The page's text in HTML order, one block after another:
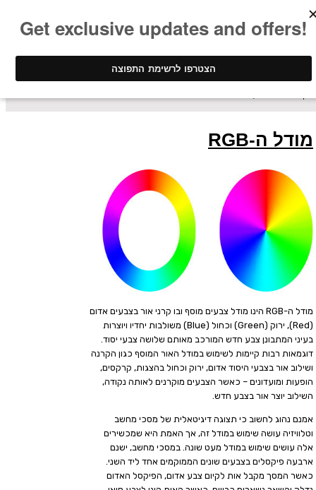
מודל ה-RGB
מודל ה-RGB הינו מודל צבעים מוסף ובו קרני אור בצבעים אדום
(Red), ירוק (Green) וכחול (Blue) משולבות יחדיו ויוצרות
בעיני המתבונן צבע חדש המורכב מאותם שלושה צבעי יסוד.
דוגמאות רבות קיימות לשימוש במודל האור המוסף כגון הקרנה
ושילוב אור בצבעי היסוד אדום, ירוק וכחול בהצגות, קרקסים,
הופעות ומועדונים – כאשר הצבעים מוקרנים לאותה נקודה,
השילוב יוצר אור בצבע חדש.
אמנם נהוג לחשוב כי תצוגה דיגיטאלית של מסכי מחשב
וטלוויזיה עושה שימוש במודל זה, אך האמת היא שמכשירים
אלה עושים שימוש במודל מעט שונה. במסכי מחשב, ישנם
ארבעה פיקסלים בצבעים שונים הממוקמים אחד ליד השני.
כאשר המסך מקבל אות לקיום צבע אדום, הפיקסל האדום